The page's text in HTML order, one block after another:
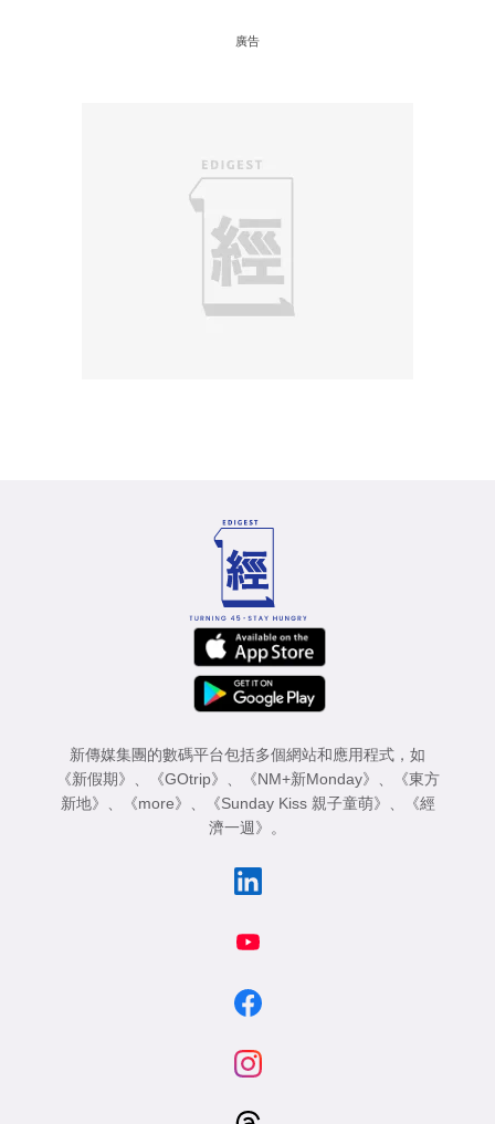
廣告
新傳媒集團的數碼平台包括多個網站和應用程式，如
《新假期》
《GOtrip》 《NM+新Monday》
《東方
新地》
《more》 《Sunday Kiss 親子童萌》
《經
濟一週》
。